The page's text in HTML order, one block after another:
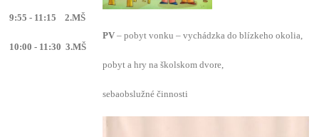
9:55 - 11:15 2.MŠ
10:00 - 11:30 3.MŠ
PV– pobyt vonku – vychádzka do blízkeho okolia,
pobyt a hry na školskom dvore,
sebaobslužné činnosti